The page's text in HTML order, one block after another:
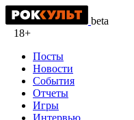
beta
18+
Посты
Новости
События
Отчеты
Игры
Интервью